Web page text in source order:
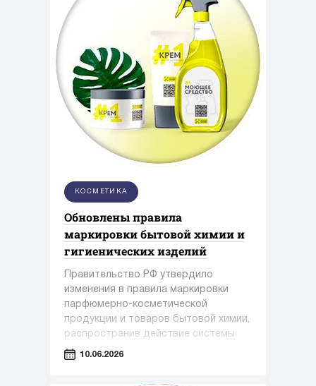
КОСМЕТИКА
Обновлены правила
маркировки бытовой химии и
гигиенических изделий
Правительство РФ утвердило
изменения в правила маркировки
парфюмерно-косметической
продукции и товаров бытовой химии,
распространив действие системы
обязательной маркировки на новые
10.06.2026